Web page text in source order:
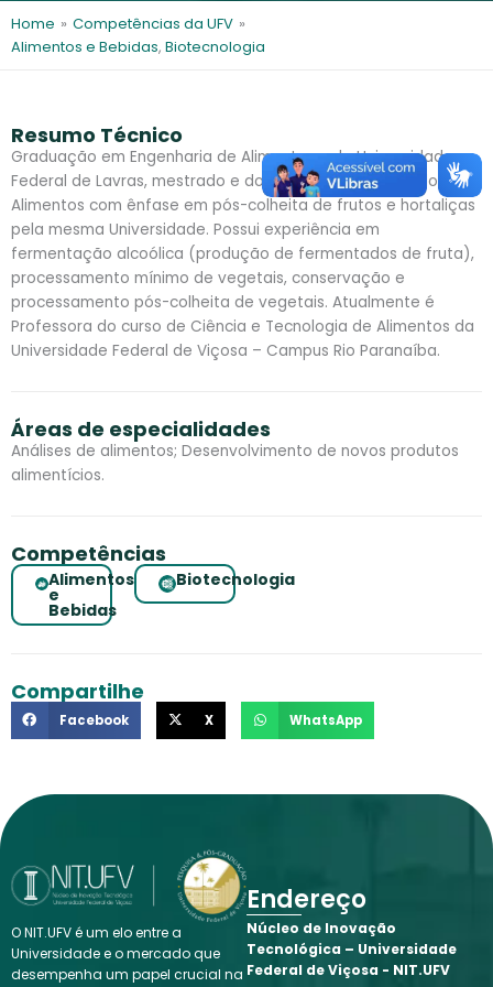
l e
s
Home » Competências da UFV »
Alimentos e Bebidas, Biotecnologia
Resumo Técnico
Graduação em Engenharia de Alimentos pela Universidade
Federal de Lavras, mestrado e doutorado em Ciência dos
Alimentos com ênfase em pós-colheita de frutos e hortaliças
pela mesma Universidade. Possui experiência em
fermentação alcoólica (produção de fermentados de fruta),
processamento mínimo de vegetais, conservação e
processamento pós-colheita de vegetais. Atualmente é
Professora do curso de Ciência e Tecnologia de Alimentos da
Universidade Federal de Viçosa – Campus Rio Paranaíba.
Áreas de especialidades
Análises de alimentos; Desenvolvimento de novos produtos
alimentícios.
Competências
Alimentos
e
Bebidas
Biotecnologia
Compartilhe
Facebook X WhatsApp
O NIT.UFV é um elo entre a
Universidade e o mercado que
desempenha um papel crucial na
Endereço
Núcleo de Inovação
Tecnológica – Universidade
Federal de Viçosa - NIT.UFV